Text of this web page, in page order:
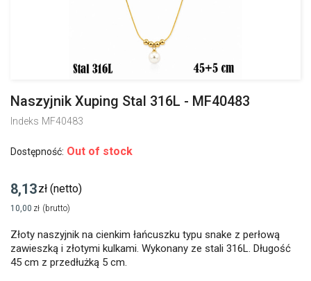
Naszyjnik Xuping Stal 316L - MF40483
Indeks MF40483
Dostępność: Out of stock
8,13zł (netto)
10,00 zł (brutto)
Złoty naszyjnik na cienkim łańcuszku typu snake z perłową
zawieszką i złotymi kulkami. Wykonany ze stali 316L. Długość
45 cm z przedłużką 5 cm.